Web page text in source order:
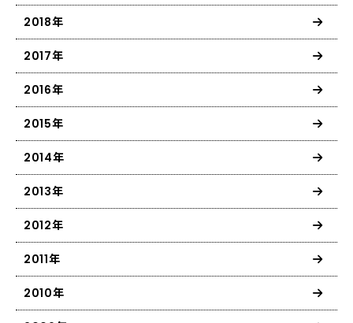
2018年
2017年
2016年
2015年
2014年
2013年
2012年
2011年
2010年